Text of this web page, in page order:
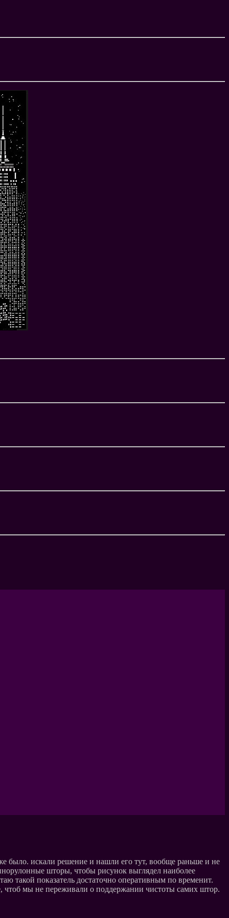
было. искали решение и нашли его тут, вообще раньше и не
шторы, чтобы рисунок выглядел наиболее
такой показатель достаточно оперативным по временит.
чтоб мы не переживали о поддержании чистоты самих штор.